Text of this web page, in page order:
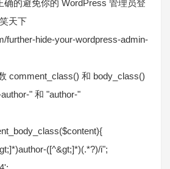
确的避免你的 WordPress 管理员登
天下
further-hide-your-wordpress-admin-
comment_class() 和 body_class()
" 和 "author-"
([^&gt;]*)(.*?)/i";